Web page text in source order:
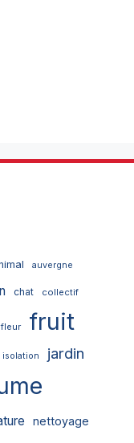
auvergne
chat collectif
fleur fruit
isolation jardin
nettoyage